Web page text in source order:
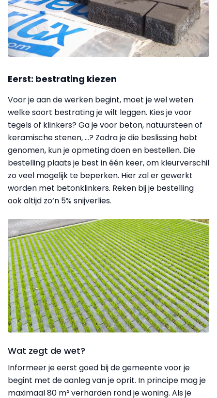
Eerst: bestrating kiezen
Voor je aan de werken begint, moet je wel weten
welke soort bestrating je wilt leggen. Kies je voor
tegels of klinkers? Ga je voor beton, natuursteen of
keramische stenen, ...? Zodra je die beslissing hebt
genomen, kun je opmeting doen en bestellen. Die
bestelling plaats je best in één keer, om kleurverschil
zo veel mogelijk te beperken. Hier zal er gewerkt
worden met betonklinkers. Reken bij je bestelling
ook altijd zo‘n 5% snijverlies.
Wat zegt de wet?
Informeer je eerst goed bij de gemeente voor je
begint met de aanleg van je oprit. In principe mag je
maximaal 80 m² verharden rond je woning. Als je